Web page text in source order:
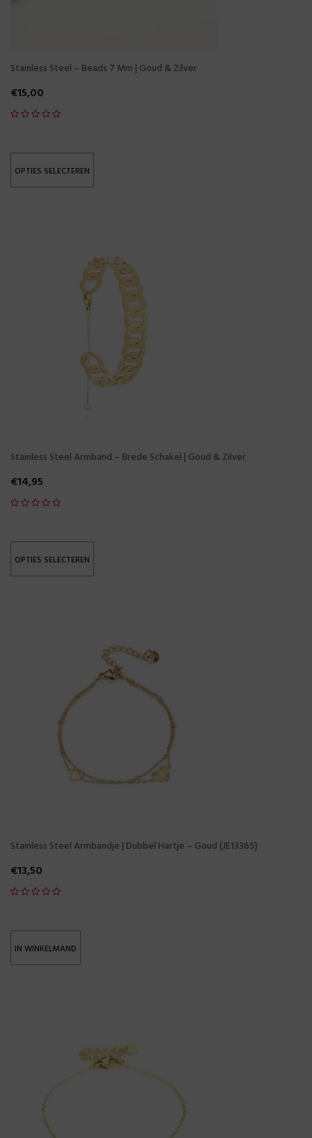
Stainless Steel – Beads 7 Mm | Goud & Zilver
€15,00
OPTIES SELECTEREN
Stainless Steel Armband – Brede Schakel | Goud & Zilver
€14,95
OPTIES SELECTEREN
Stainless Steel Armbandje | Dubbel Hartje – Goud (JE13365)
€13,50
IN WINKELMAND